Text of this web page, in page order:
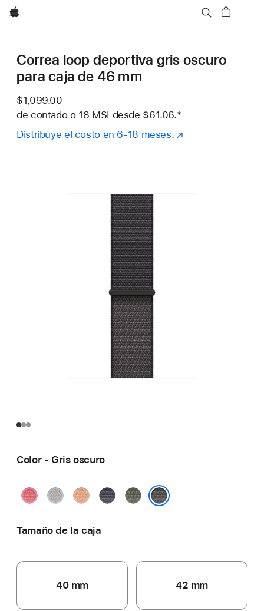
Apple
Correa loop deportiva gris oscuro
para caja de 46 mm
$1,099.00
de contado o 18 MSI desde $61.06.Nota al pie
*
Distribuye el costo en 6-18 meses.
Color - Gris oscuro
GuayabaNeblinaNaranjaAzul
Bosque
Tamaño de la caja
40 mm 42 mm